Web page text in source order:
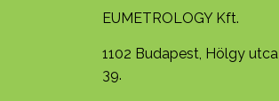
EUMETROLOGY Kft.
1102 Budapest, Hölgy utca
39.